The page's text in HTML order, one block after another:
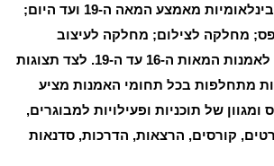
ועכשווית עם יצירות בינלאומיות מאמצע המאה ה-19 ועד היום;
מחלקה לצילום; מחלקה לעיצוב
ואדריכלות; ומחלקה לאמנות המאות ה-16 עד ה-19. לצד תצוגות
מתחלפות בכל תחומי האמנות מציע
ומגוון של תוכניות ופעילויות למבוגרים,
קורסים, הרצאות, הדרכות, סדנאות